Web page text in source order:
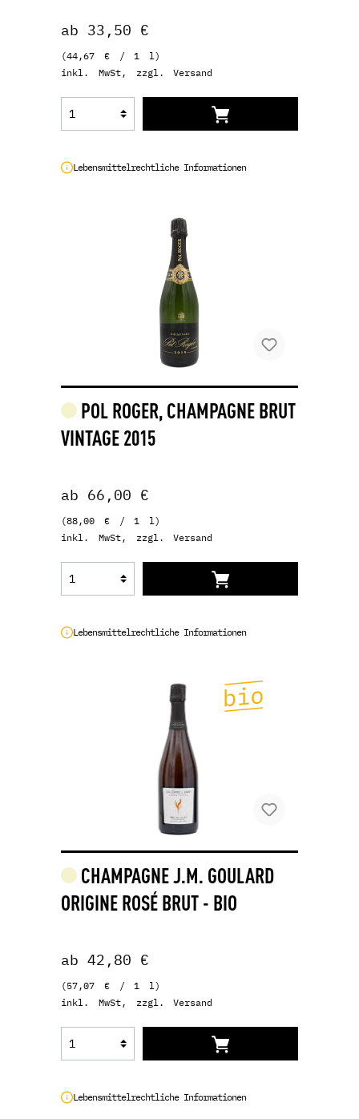
ab 33,50 €
(44,67 € / 1 l)
inkl. MwSt, zzgl. Versand
Lebensmittelrechtliche Informationen
POL ROGER, CHAMPAGNE BRUT
VINTAGE 2015
ab 66,00 €
(88,00 € / 1 l)
inkl. MwSt, zzgl. Versand
Lebensmittelrechtliche Informationen
CHAMPAGNE J.M. GOULARD
ORIGINE ROSÉ BRUT - BIO
ab 42,80 €
(57,07 € / 1 l)
inkl. MwSt, zzgl. Versand
Lebensmittelrechtliche Informationen